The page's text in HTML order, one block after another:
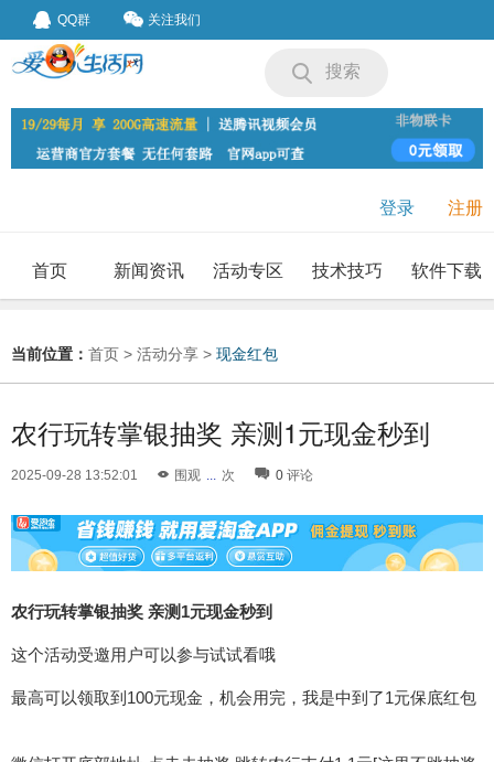
QQ群 关注我们
搜索
登录 注册
首页 新闻资讯 活动专区 技术技巧 软件下载
当前位置： 首页 > 活动分享 > 现金红包
农行玩转掌银抽奖 亲测1元现金秒到
2025-09-28 13:52:01 围观 ... 次 0 评论
农行玩转掌银抽奖 亲测1元现金秒到
这个活动受邀用户可以参与试试看哦
最高可以领取到100元现金，机会用完，我是中到了1元保底红包